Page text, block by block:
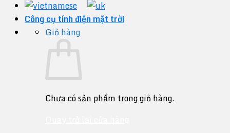
Công cụ tính điện mặt trời
Giỏ hàng
Chưa có sản phẩm trong giỏ hàng.